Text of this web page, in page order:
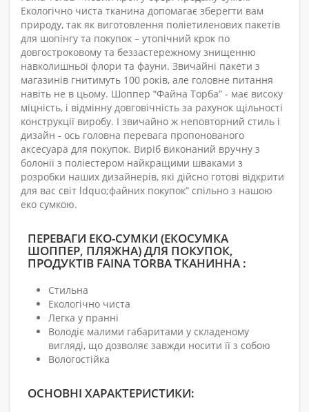
Екологічно чиста тканина допомагає зберегти вам
природу, так як виготовлення поліетиленових пакетів
для шопінгу та покупок – утопічний крок по
довгостроковому та беззастережному знищенню
навколишньої флори та фауни. Звичайні пакети з
магазинів гнитимуть 100 років, але головне питання
навіть не в цьому. Шоппер “Файна Торба” - має високу
міцність, і відмінну довговічність за рахунок щільності
конструкції виробу. І звичайно ж неповторний стиль і
дизайн - ось головна перевага пропонованого
аксесуара для покупок. Виріб виконаний вручну з
болонії з поліестером найкращими шваками з
розробки наших дизайнерів, які дійсно готові відкрити
для вас світ ldquo;файних покупок” спільно з нашою
еко сумкою.
ПЕРЕВАГИ ЕКО-СУМКИ (ЕКОСУМКА
ШОППЕР, ПЛЯЖНА) ДЛЯ ПОКУПОК,
ПРОДУКТІВ FAINA TORBA ТКАНИННА :
Стильна
Екологічно чиста
Легка у пранні
Володіє малими габаритами у складеному
вигляді, що дозволяє завжди носити її з собою
Вологостійка
ОСНОВНІ ХАРАКТЕРИСТИКИ: